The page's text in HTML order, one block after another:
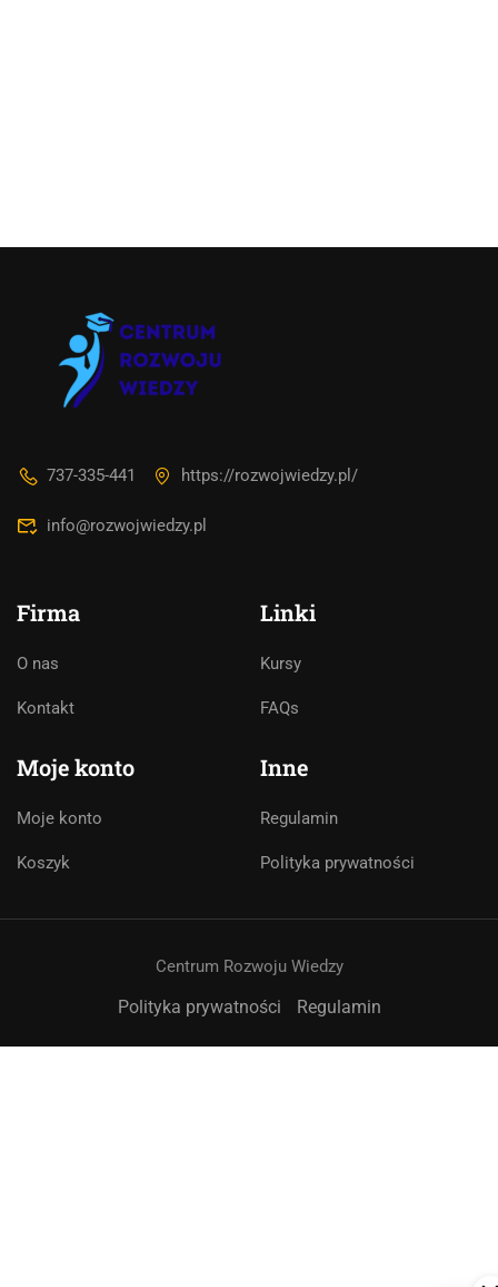
737-335-441 https://rozwojwiedzy.pl/
info@rozwojwiedzy.pl
Firma
O nas
Kontakt
Linki
Kursy
FAQs
Moje konto
Moje konto
Koszyk
Inne
Regulamin
Polityka prywatności
Centrum Rozwoju Wiedzy
Polityka prywatności Regulamin
asystentem AI. Jak mogę Ci pomóc?